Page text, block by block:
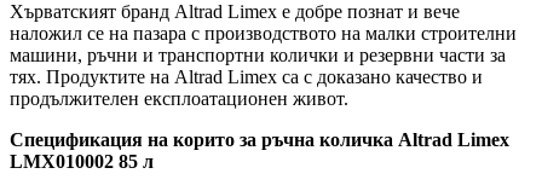
Хърватският бранд Altrad Limex е добре познат и вече
наложил се на пазара с производството на малки строителни
машини, ръчни и транспортни колички и резервни части за
тях. Продуктите на Altrad Limex са с доказано качество и
продължителен експлоатационен живот.
Спецификация на корито за ръчна количка Altrad Limex
LMX010002 85 л